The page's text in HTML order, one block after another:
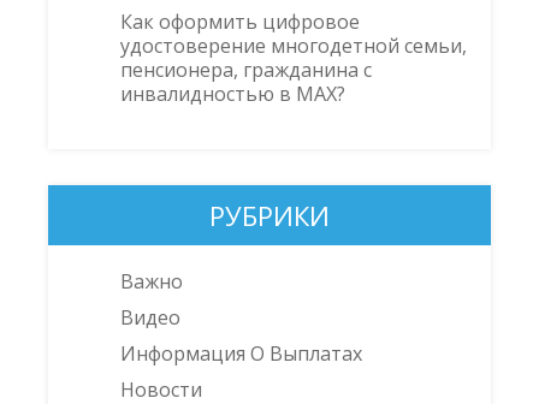
Как оформить цифровое
удостоверение многодетной семьи,
пенсионера, гражданина с
инвалидностью в MAX?
РУБРИКИ
Важно
Видео
Информация О Выплатах
Новости